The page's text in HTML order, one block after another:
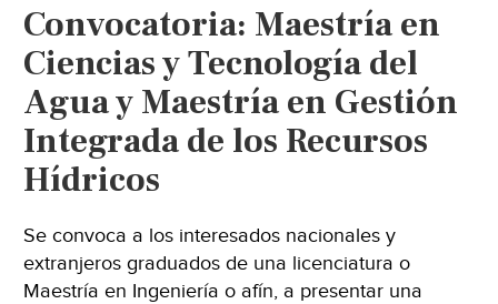
Convocatoria: Maestría en
Ciencias y Tecnología del
Agua y Maestría en Gestión
Integrada de los Recursos
Hídricos
Se convoca a los interesados nacionales y
extranjeros graduados de una licenciatura o
Maestría en Ingeniería o afín, a presentar una